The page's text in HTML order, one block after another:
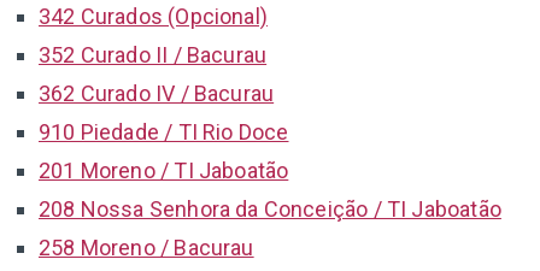
342 Curados (Opcional)
352 Curado II / Bacurau
362 Curado IV / Bacurau
910 Piedade / TI Rio Doce
201 Moreno / TI Jaboatão
208 Nossa Senhora da Conceição / TI Jaboatão
258 Moreno / Bacurau